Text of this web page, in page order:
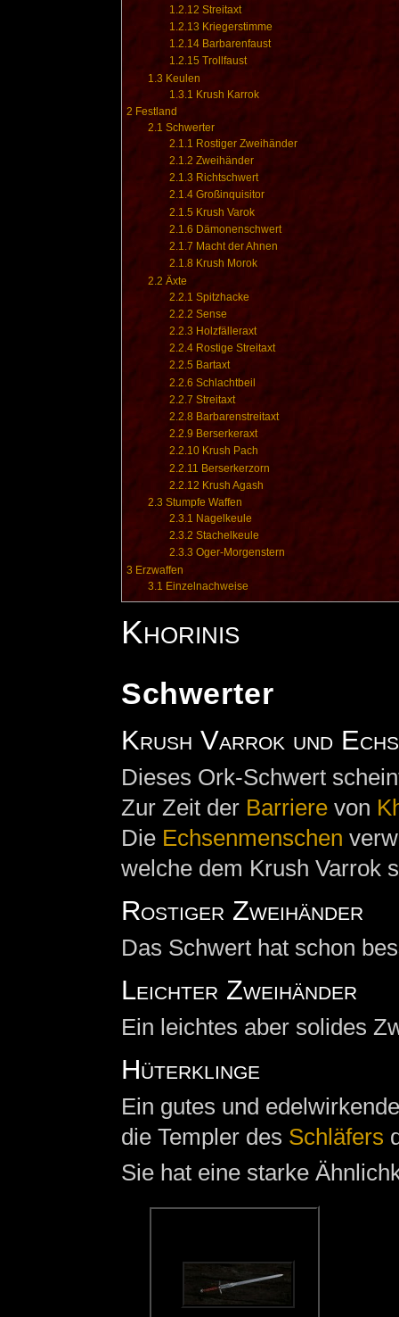
1.2.12 Streitaxt
1.2.13 Kriegerstimme
1.2.14 Barbarenfaust
1.2.15 Trollfaust
1.3 Keulen
1.3.1 Krush Karrok
2 Festland
2.1 Schwerter
2.1.1 Rostiger Zweihänder
2.1.2 Zweihänder
2.1.3 Richtschwert
2.1.4 Großinquisitor
2.1.5 Krush Varok
2.1.6 Dämonenschwert
2.1.7 Macht der Ahnen
2.1.8 Krush Morok
2.2 Äxte
2.2.1 Spitzhacke
2.2.2 Sense
2.2.3 Holzfälleraxt
2.2.4 Rostige Streitaxt
2.2.5 Bartaxt
2.2.6 Schlachtbeil
2.2.7 Streitaxt
2.2.8 Barbarenstreitaxt
2.2.9 Berserkeraxt
2.2.10 Krush Pach
2.2.11 Berserkerzorn
2.2.12 Krush Agash
2.3 Stumpfe Waffen
2.3.1 Nagelkeule
2.3.2 Stachelkeule
2.3.3 Oger-Morgenstern
3 Erzwaffen
3.1 Einzelnachweise
Khorinis
Schwerter
Krush Varrok und
Dieses Ork-Schwert
Zur Zeit der Barrierevon
Die Echsenmenschen
welche dem Krush Varrok
Rostiger Zweihänder
Das Schwert hat schon
Leichter Zweihänder
Ein leichtes aber solides
Hüterklinge
Ein gutes und
die Templer des Schläfers
Sie hat eine starke